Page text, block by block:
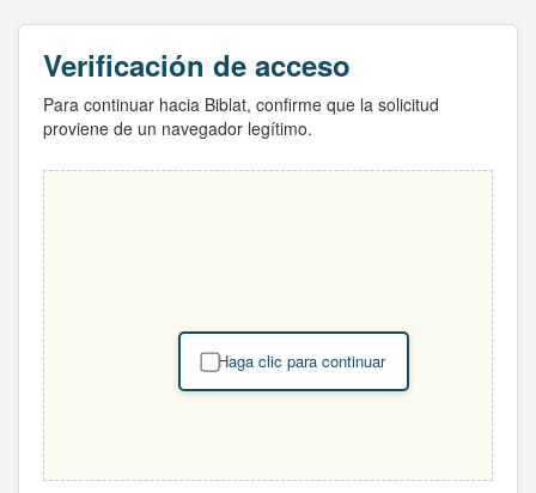
Verificación de acceso
Para continuar hacia Biblat, confirme que la solicitud
proviene de un navegador legítimo.
Haga clic para continuar